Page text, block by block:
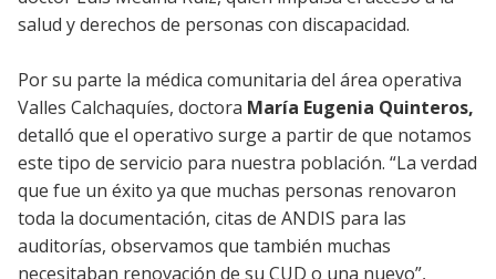
salud y derechos de personas con discapacidad.
Por su parte la médica comunitaria del área operativa
Valles Calchaquíes, doctora María Eugenia Quinteros,
detalló que el operativo surge a partir de que notamos
este tipo de servicio para nuestra población. “La verdad
que fue un éxito ya que muchas personas renovaron
toda la documentación, citas de ANDIS para las
auditorías, observamos que también muchas
necesitaban renovación de su CUD o una nuevo”,